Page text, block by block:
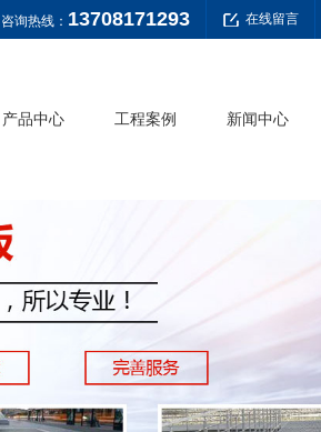
在线留言
咨询热线： 13708171293
产品中心
水沟盖板
复合板
钢梯
栏杆
工程案例 新闻中心